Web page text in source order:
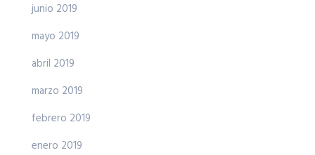
junio 2019
mayo 2019
abril 2019
marzo 2019
febrero 2019
enero 2019